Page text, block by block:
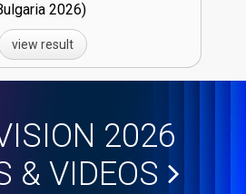
26)
view result
2026
& VIDEOS